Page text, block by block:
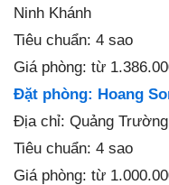
Ninh Khánh
Tiêu chuẩn: 4 sao
Giá phòng: từ
Đặt phòng: Hoang
Địa chỉ: Quảng
Tiêu chuẩn: 4 sao
Giá phòng: từ